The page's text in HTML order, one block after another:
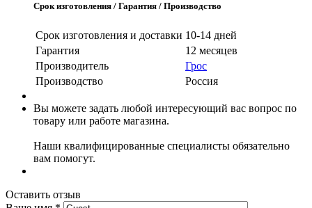
Срок изготовления / Гарантия / Производство
Срок изготовления и доставки 10-14 дней
Гарантия
12 месяцев
Производитель
Грос
Производство
Россия
Вы можете задать любой интересующий вас вопрос по
товару или работе магазина.
Наши квалифицированные специалисты обязательно
вам помогут.
Оставить отзыв